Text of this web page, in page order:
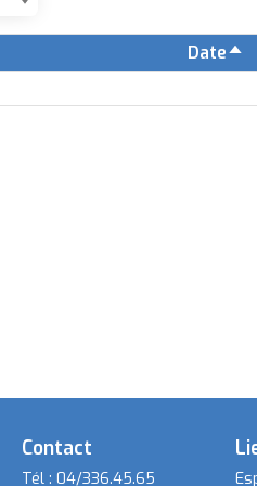
Date
Contact
Tél : 04/336.45.65